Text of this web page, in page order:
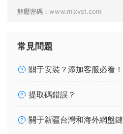
解壓密碼： www.mixvst.com
常見問題
關于安裝？添加客服必看！
提取碼錯誤？
關于新疆台灣和海外網盤